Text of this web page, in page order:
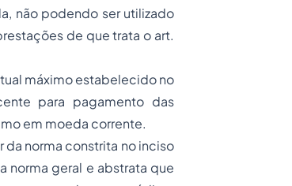
não podendo ser utilizado
de que trata o art.
máximo estabelecido no
para pagamento das
em moeda corrente.
da norma constrita no inciso
norma geral e abstrata que